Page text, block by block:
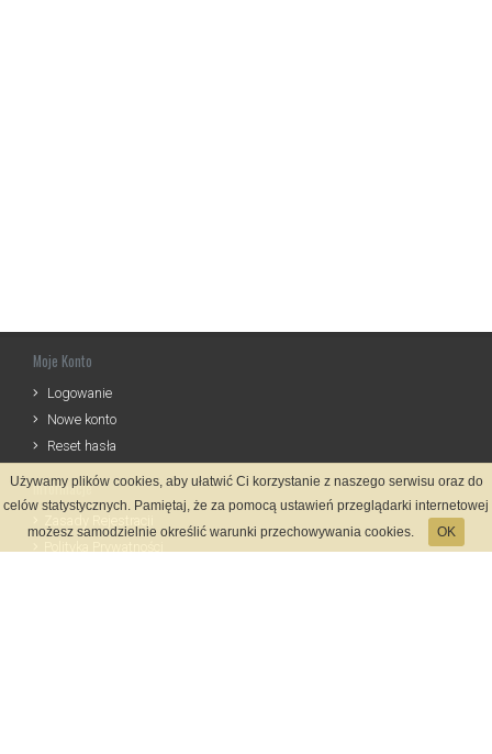
Moje Konto
Logowanie
Nowe konto
Reset hasła
Informacje
Używamy plików cookies, aby ułatwić Ci korzystanie z naszego serwisu oraz do
celów statystycznych. Pamiętaj, że za pomocą ustawień przeglądarki internetowej
możesz samodzielnie określić warunki przechowywania cookies.
OK